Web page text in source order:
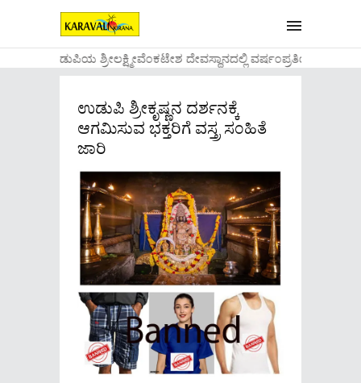
....ಉಡುಪಿಯ ಶ್ರೀಲಕ್ಷ್ಮೀವೆ೦ಕಟೇಶ ದೇವಸ್ಥಾನದಲ್ಲಿ ವರ್ಷ೦ಪ್ರತಿಯ
ಉಡುಪಿ ಶ್ರೀಕೃಷ್ಣನ ದರ್ಶನಕ್ಕೆ
ಆಗಮಿಸುವ ಭಕ್ತರಿಗೆ ವಸ್ತ್ರ ಸ೦ಹಿತೆ
ಜಾರಿ